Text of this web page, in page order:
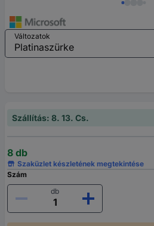
Változatok
Szállítás: 8. 13. Cs.
8 db
Szaküzlet készletének megtekintése
Szám
db